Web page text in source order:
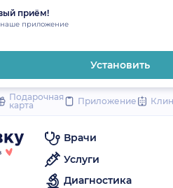
приём!
наше приложение
Установить
Подарочная
карта
Приложение
Врачи
Услуги
Диагностика